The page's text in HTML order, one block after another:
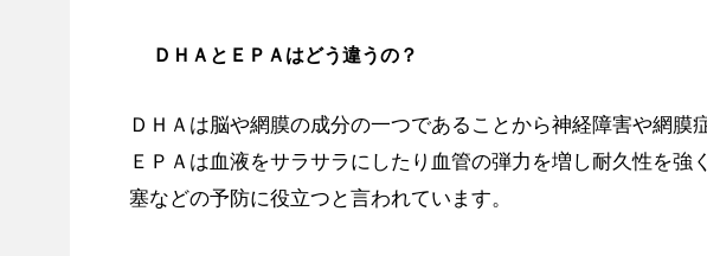
ＤＨＡとＥＰＡはどう違うの？
ＤＨＡは脳や網膜の成分の一つであることから神経障害や網膜
ＥＰＡは血液をサラサラにしたり血管の弾力を増し耐久性を強
塞などの予防に役立つと言われています。